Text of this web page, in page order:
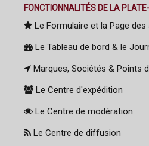
FONCTIONNALITÉS DE LA
Le Formulaire et la Page des
Le Tableau de bord & le
Marques, Sociétés & Points
Le Centre d'expédition
Le Centre de modération
Le Centre de diffusion